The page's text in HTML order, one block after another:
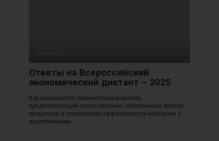
Ответы на Всероссийский
экономический диктант – 2025
Как называется сравнительный анализ,
предполагающий сопоставление собственных бизнес-
процессов и показателей эффективности компании с
аналогичными